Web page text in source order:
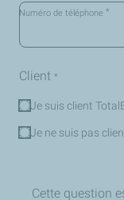
Numéro de téléphone *
Client *
Je suis client
Je ne suis pas
Cette question